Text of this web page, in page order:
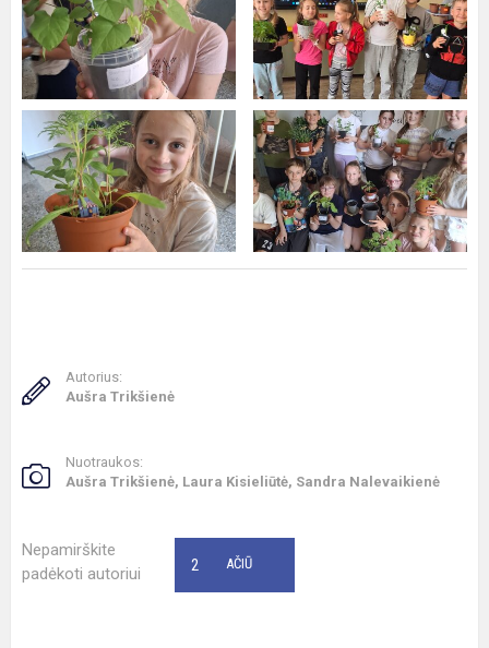
Autorius:
Aušra Trikšienė
Nuotraukos:
Aušra Trikšienė, Laura Kisieliūtė, Sandra Nalevaikienė
Nepamirškite
padėkoti autoriui
AČIŪ
2